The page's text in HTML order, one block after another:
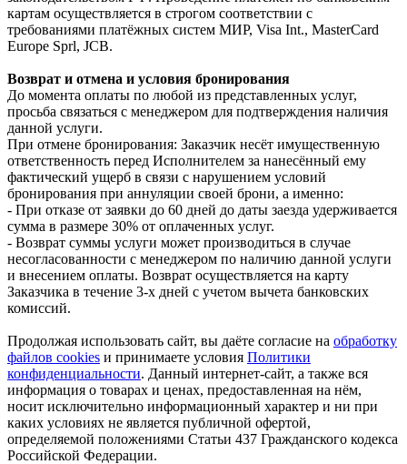
картам осуществляется в строгом соответствии с
требованиями платёжных систем МИР, Visa Int., MasterCard
Europe Sprl, JCB.
Возврат и отмена и условия бронирования
До момента оплаты по любой из представленных услуг,
просьба связаться с менеджером для подтверждения наличия
данной услуги.
При отмене бронирования: Заказчик несёт имущественную
ответственность перед Исполнителем за нанесённый ему
фактический ущерб в связи с нарушением условий
бронирования при аннуляции своей брони, а именно:
- При отказе от заявки до 60 дней до даты заезда удерживается
сумма в размере 30% от оплаченных услуг.
- Возврат суммы услуги может производиться в случае
несогласованности с менеджером по наличию данной услуги
и внесением оплаты. Возврат осуществляется на карту
Заказчика в течение 3-х дней с учетом вычета банковских
комиссий.
Продолжая использовать сайт, вы даёте согласие на обработку
файлов cookies и принимаете условия Политики
конфиденциальности. Данный интернет-сайт, а также вся
информация о товарах и ценах, предоставленная на нём,
носит исключительно информационный характер и ни при
каких условиях не является публичной офертой,
определяемой положениями Статьи 437 Гражданского кодекса
Российской Федерации.